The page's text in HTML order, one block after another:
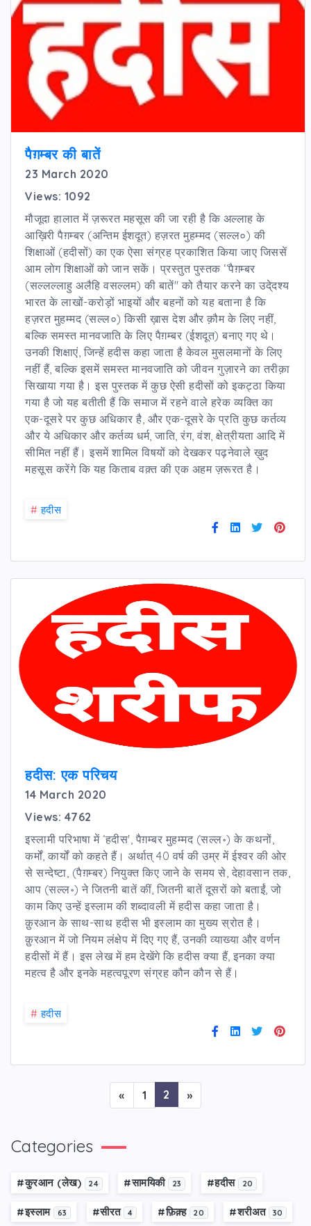
पैग़म्बर की बातें
23 March 2020
Views: 1092
मौजूदा हालात में ज़रूरत महसूस की जा रही है कि अल्लाह के
आख़िरी पैग़म्बर (अन्तिम ईशदूत) हज़रत मुहम्मद (सल्ल०) की
शिक्षाओं (हदीसों) का एक ऐसा संग्रह प्रकाशित किया जाए जिससें
आम लोग शिक्षाओं को जान सकें। प्रस्तुत पुस्तक ‘‘पैग़म्बर
(सल्लल्लाहु अलैहि वसल्लम) की बातें'' को तैयार करने का उदे्दश्य
भारत के लाखों-करोड़ों भाइयों और बहनों को यह बताना है कि
हज़रत मुहम्मद (सल्ल०) किसी ख़ास देश और क़ौम के लिए नहीं,
बल्कि समस्त मानवजाति के लिए पैग़म्बर (ईशदूत) बनाए गए थे।
उनकी शिक्षाएं, जिन्हें हदीस कहा जाता है केवल मुसलमानों के लिए
नहीं हैं, बल्कि इसमें समस्त मानवजाति को जीवन गुज़ारने का तरीक़ा
सिखाया गया है। इस पुस्तक में कुछ ऐसी हदीसों को इकट्ठा किया
गया है जो यह बतीती हैं कि समाज में रहने वाले हरेक व्यक्ति का
एक-दूसरे पर कुछ अधिकार है, और एक-दूसरे के प्रति कुछ कर्तव्य
और ये अधिकार और कर्तव्य धर्म, जाति, रंग, वंश, क्षेत्रीयता आदि में
सीमित नहीं हैं। इसमें शामिल विषयों को देखकर पढ़नेवाले ख़ुद
महसूस करेंगे कि यह किताब वक़्त की एक अहम ज़रूरत है।
# हदीस
हदीस: एक परिचय
14 March 2020
Views: 4762
इस्लामी परिभाषा में ‘हदीस', पैग़म्बर मुहम्मद (सल्ल॰) के कथनों,
कर्मों, कार्यों को कहते हैं। अर्थात् 40 वर्ष की उम्र में ईश्वर की ओर
से सन्देष्टा, (पैग़म्बर) नियुक्त किए जाने के समय से, देहावसान तक,
आप (सल्ल॰) ने जितनी बातें कीं, जितनी बातें दूसरों को बताईं, जो
काम किए उन्हें इस्लाम की शब्दावली में हदीस कहा जाता है।
क़ुरआन के साथ-साथ हदीस भी इस्लाम का मुख्य स्रोत है।
क़ुरआन में जो नियम लंक्षेप में दिए गए हैं, उनकी व्याख्या और वर्णन
हदीसों में हैं। इस लेख में हम देखेंगे कि हदीस क्या हैं, इनका क्या
महत्व है और इनके महत्वपूरण संग्रह कौन कौन से हैं।
# हदीस
« 1 2 »
Categories
#कु़रआन (लेख) 24 #सामयिकी 23 #हदीस 20
#इस्लाम 63 #सीरत 4 #फ़िक़्ह 20 #शरीअत 30